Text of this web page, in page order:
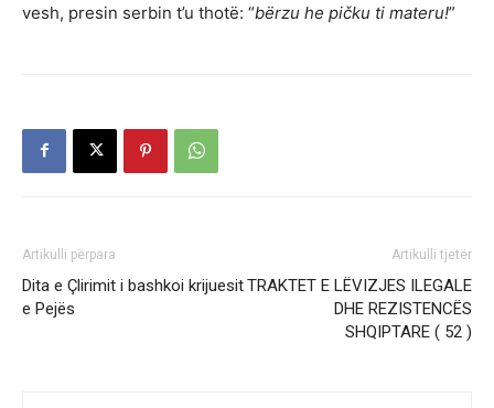
vesh, presin serbin t’u thotë: “bërzu he pičku ti materu!”
Artikulli përpara
Dita e Çlirimit i bashkoi krijuesit
e Pejës
Artikulli tjetër
TRAKTET E LËVIZJES ILEGALE
DHE REZISTENCËS
SHQIPTARE ( 52 )